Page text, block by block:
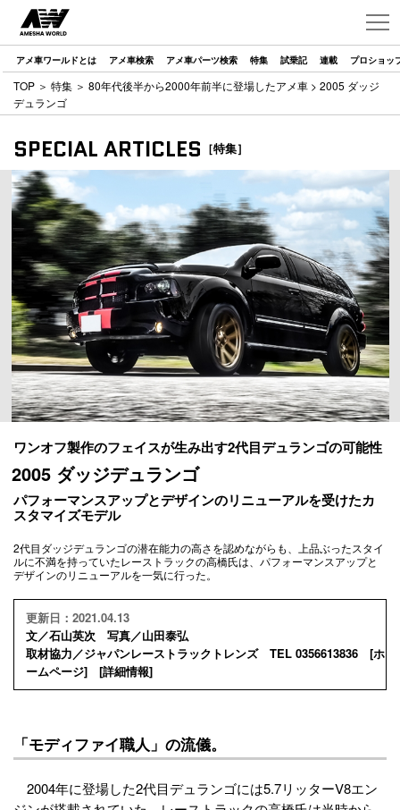
アメ車ワールドとは アメ車検索 アメ車パーツ検索 特集 試乗記 連載 プロショッ
TOP ＞ 特集 ＞ 80年代後半から2000年前半に登場したアメ車 > 2005 ダッジ
デュランゴ
SPECIAL ARTICLES ［特集］
ワンオフ製作のフェイスが生み出す2代目デュランゴの可能性
2005 ダッジデュランゴ
パフォーマンスアップとデザインのリニューアルを受けたカ
スタマイズモデル
2代目ダッジデュランゴの潜在能力の高さを認めながらも、上品ぶったスタイ
ルに不満を持っていたレーストラックの高橋氏は、パフォーマンスアップと
デザインのリニューアルを一気に行った。
更新日：2021.04.13
文／石山英次 写真／山田泰弘
取材協力／ジャパンレーストラックトレンズ TEL 0356613836 [ホ
ームページ] [詳細情報]
「モディファイ職人」の流儀。
2004年に登場した2代目デュランゴには5.7リッターV8エン